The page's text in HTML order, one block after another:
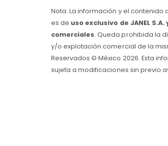
Nota: La información y el contenido
es de uso exclusivo de JANEL
comerciales. Queda prohibida la
y/o explotación comercial de la
Reservados © México 2026. Esta
sujeta a modificaciones sin previo